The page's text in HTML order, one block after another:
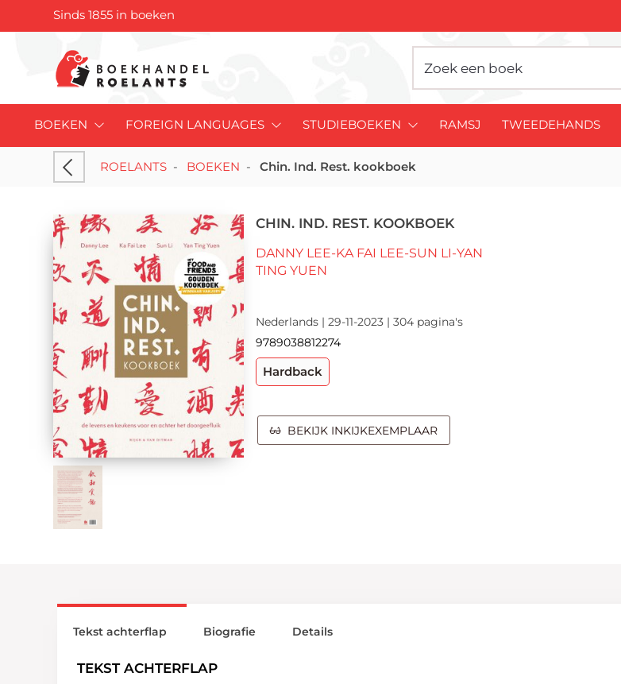
Sinds 1855 in boeken
BOEKEN FOREIGN LANGUAGES STUDIEBOEKEN RAMSJ TWEEDEHANDS
ROELANTS - BOEKEN - Chin. Ind. Rest. kookboek
CHIN. IND. REST. KOOKBOEK
DANNY LEE-KA FAI LEE-SUN LI-YAN
TING YUEN
Nederlands | 29-11-2023 | 304 pagina's
9789038812274
Hardback
BEKIJK INKIJKEXEMPLAAR
Tekst achterflap
TEKST ACHTERFLAP
Biografie Details